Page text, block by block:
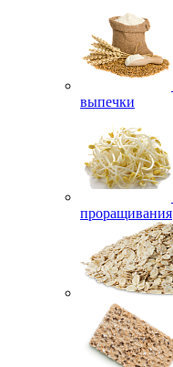
выпечки
проращивания